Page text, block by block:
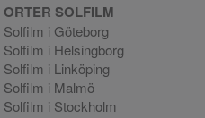
ORTER SOLFILM
Solfilm i Göteborg
Solfilm i Helsingborg
Solfilm i Linköping
Solfilm i Malmö
Solfilm i Stockholm